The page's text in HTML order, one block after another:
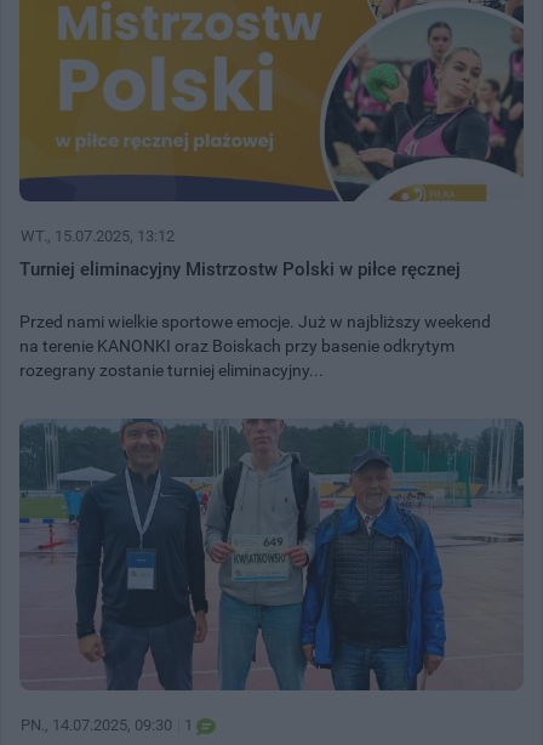
WT. , 15.07.2025, 13:12
Turniej eliminacyjny Mistrzostw Polski w piłce ręcznej
Przed nami wielkie sportowe emocje. Już w najbliższy weekend
na terenie KANONKI oraz Boiskach przy basenie odkrytym
rozegrany zostanie turniej eliminacyjny...
PN. , 14.07.2025, 09:30 1